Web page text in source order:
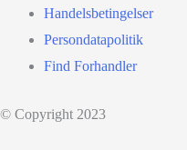
Handelsbetingelser
Persondatapolitik
Find Forhandler
© Copyright 2023